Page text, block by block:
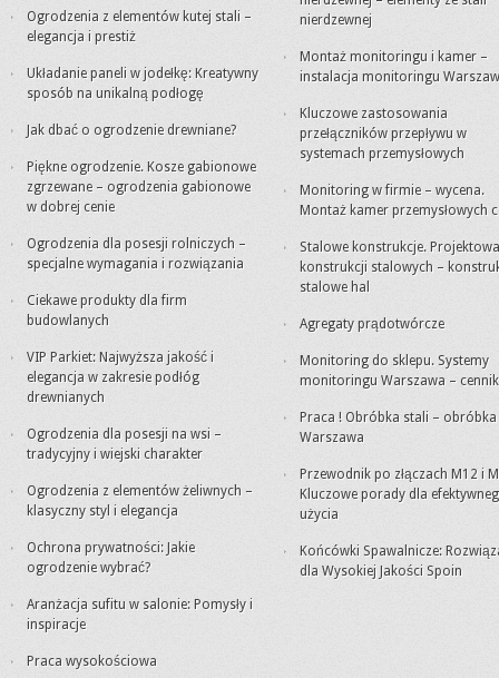
Ogrodzenia z elementów kutej stali –
elegancja i prestiż
Układanie paneli w jodełkę: Kreatywny
sposób na unikalną podłogę
Jak dbać o ogrodzenie drewniane?
Piękne ogrodzenie. Kosze gabionowe
zgrzewane – ogrodzenia gabionowe
w dobrej cenie
Ogrodzenia dla posesji rolniczych –
specjalne wymagania i rozwiązania
Ciekawe produkty dla firm
budowlanych
VIP Parkiet: Najwyższa jakość i
elegancja w zakresie podłóg
drewnianych
Ogrodzenia dla posesji na wsi –
tradycyjny i wiejski charakter
Ogrodzenia z elementów żeliwnych –
klasyczny styl i elegancja
Ochrona prywatności: Jakie
ogrodzenie wybrać?
Aranżacja sufitu w salonie: Pomysły i
inspiracje
Praca wysokościowa
nierdzewnej
Montaż monitoringu i kamer –
instalacja monitoringu
Kluczowe zastosowania
przełączników przepływu w
systemach przemysłowych
Monitoring w firmie – wycena.
Montaż kamer przemysłowych
Stalowe konstrukcje.
konstrukcji stalowych –
stalowe hal
Agregaty prądotwórcze
Monitoring do sklepu. Systemy
monitoringu Warszawa – cennik
Praca ! Obróbka stali – obróbka
Warszawa
Przewodnik po złączach M12 i
Kluczowe porady dla
użycia
Końcówki Spawalnicze:
dla Wysokiej Jakości Spoin